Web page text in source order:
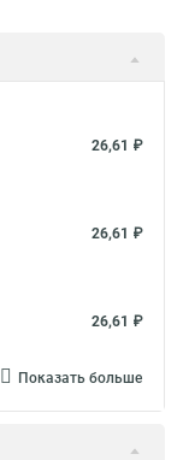
26,61 ₽
26,61 ₽
26,61 ₽
Показать больше